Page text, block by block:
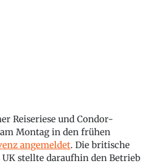
Reiseriese und Condor-
Montag in den frühen
angemeldet. Die britische
stellte daraufhin den Betrieb